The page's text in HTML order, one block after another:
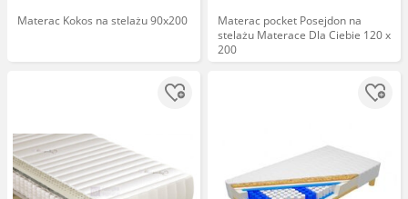
Materac Kokos na stelażu 90x200
Materac pocket Posejdon na
stelażu Materace Dla Ciebie 120 x
200